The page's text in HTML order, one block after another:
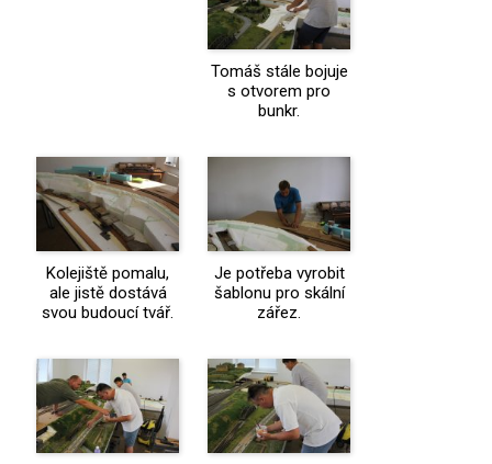
Tomáš stále bojuje
s otvorem pro
bunkr.
Kolejiště pomalu,
ale jistě dostává
svou budoucí tvář.
Je potřeba vyrobit
šablonu pro skální
zářez.